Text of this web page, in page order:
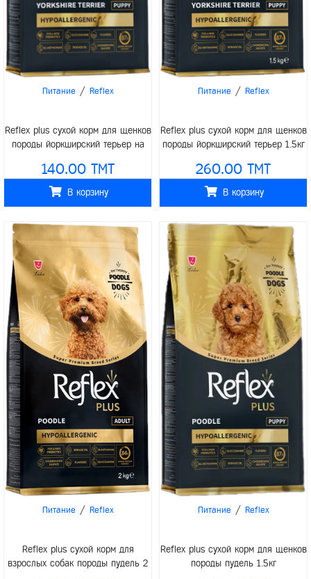
Питание / Reflex
Reflex plus сухой корм для щенков
породы йоркширский терьер на
140.00 TMT
В корзину
Питание / Reflex
Reflex plus сухой корм для щенков
породы йоркширский терьер 1.5кг
260.00 TMT
В корзину
Питание / Reflex
Reflex plus сухой корм для
взрослых собак породы пудель 2
Питание / Reflex
Reflex plus сухой корм для щенков
породы пудель 1.5кг